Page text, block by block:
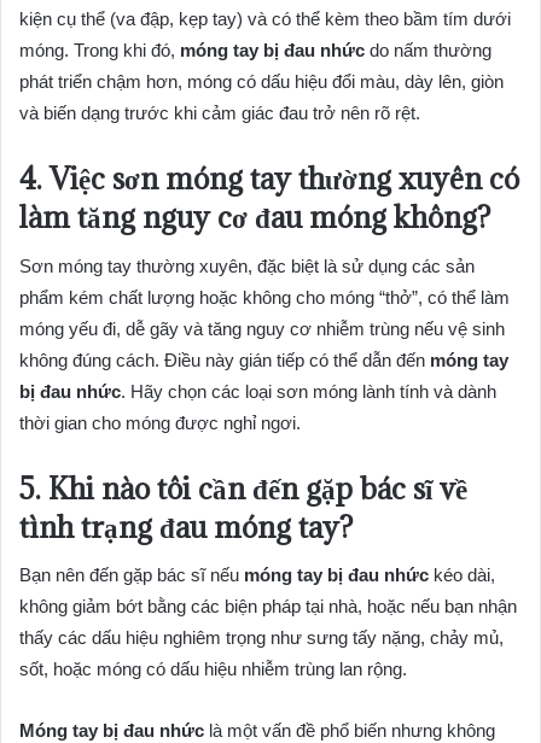
kiện cụ thể (va đập, kẹp tay) và có thể kèm theo bầm tím dưới
móng. Trong khi đó, móng tay bị đau nhức do nấm thường
phát triển chậm hơn, móng có dấu hiệu đổi màu, dày lên, giòn
và biến dạng trước khi cảm giác đau trở nên rõ rệt.
4. Việc sơn móng tay thường xuyên có
làm tăng nguy cơ đau móng không?
Sơn móng tay thường xuyên, đặc biệt là sử dụng các sản
phẩm kém chất lượng hoặc không cho móng “thở”, có thể làm
móng yếu đi, dễ gãy và tăng nguy cơ nhiễm trùng nếu vệ sinh
không đúng cách. Điều này gián tiếp có thể dẫn đến móng tay
bị đau nhức. Hãy chọn các loại sơn móng lành tính và dành
thời gian cho móng được nghỉ ngơi.
5. Khi nào tôi cần đến gặp bác sĩ về
tình trạng đau móng tay?
Bạn nên đến gặp bác sĩ nếu móng tay bị đau nhức kéo dài,
không giảm bớt bằng các biện pháp tại nhà, hoặc nếu bạn nhận
thấy các dấu hiệu nghiêm trọng như sưng tấy nặng, chảy mủ,
sốt, hoặc móng có dấu hiệu nhiễm trùng lan rộng.
Móng tay bị đau nhức là một vấn đề phổ biến nhưng không